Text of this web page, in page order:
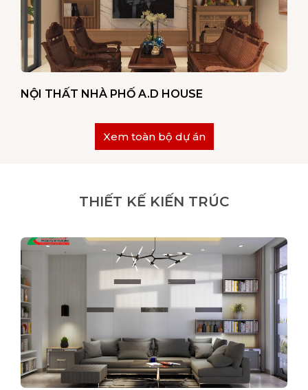
NỘI THẤT NHÀ PHỐ A.D HOUSE
Xem toàn bộ dự án
THIẾT KẾ KIẾN TRÚC